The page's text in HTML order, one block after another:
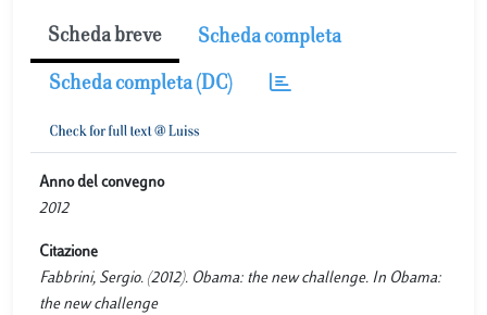
Scheda breve Scheda completa
Scheda completa (DC)
Anno del convegno
2012
Citazione
Fabbrini, Sergio. (2012). Obama: the new challenge. In Obama:
the new challenge